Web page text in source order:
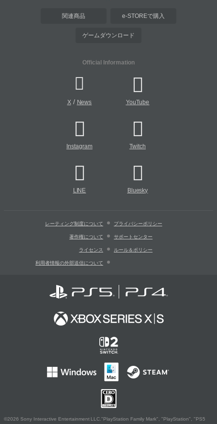
関連商品 e-STOREで購入
ゲームダウンロード
Official Information
X/ News YouTube
Instagram Twitch
LINE Bluesky
レーティング制度について プライバシーポリシー
著作権について サポートセンター
ライセンス ルール＆ポリシー
利用者情報の外部送信について
©2026 Sony Interactive Entertainment LLC."PlayStation Family Mark", "PlayStation", "PS5